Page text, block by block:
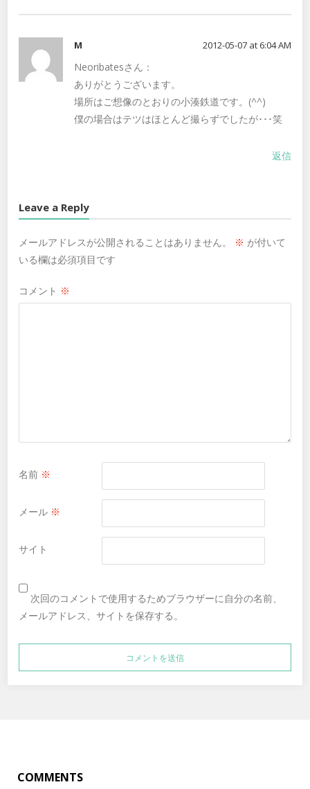
M 2012-05-07 at 6:04 AM
Neoribatesさん：
ありがとうございます。
場所はご想像のとおりの小湊鉄道です。(^^)
僕の場合はテツはほとんど撮らずでしたが･･･笑
返信
Leave a Reply
メールアドレスが公開されることはありません。 ※ が付いて
いる欄は必須項目です
コメント ※
名前 ※
メール ※
サイト
次回のコメントで使用するためブラウザーに自分の名前、
メールアドレス、サイトを保存する。
COMMENTS